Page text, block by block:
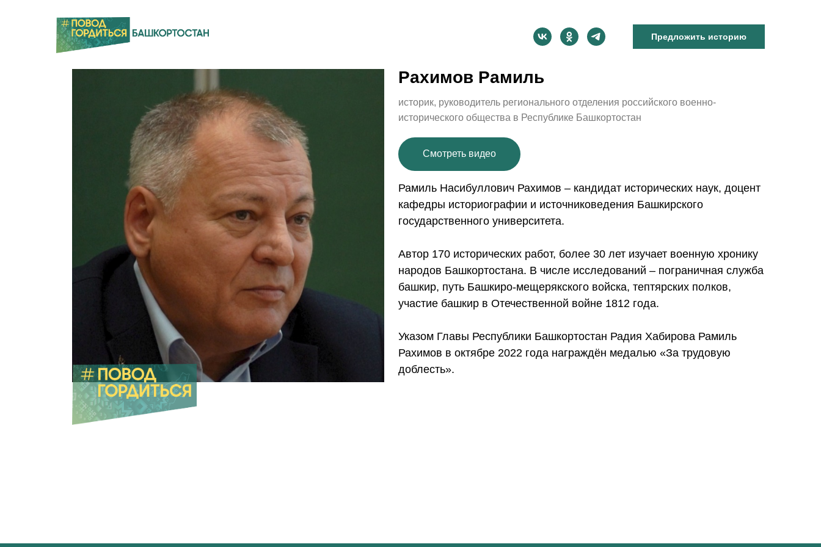
Предложить историю
историк, руководитель регионального отделения российского военно-
исторического общества в Республике Башкортостан
Рахимов Рамиль
Рамиль Насибуллович Рахимов – кандидат исторических наук, доцент
кафедры историографии и источниковедения Башкирского
государственного университета.
Автор 170 исторических работ, более 30 лет изучает военную хронику
народов Башкортостана. В числе исследований – пограничная служба
башкир, путь Башкиро‑мещерякского войска, тептярских полков,
участие башкир в Отечественной войне 1812 года.
Указом Главы Республики Башкортостан Радия Хабирова Рамиль
Рахимов в октябре 2022 года награждён медалью «За трудовую
доблесть».
Смотреть видео